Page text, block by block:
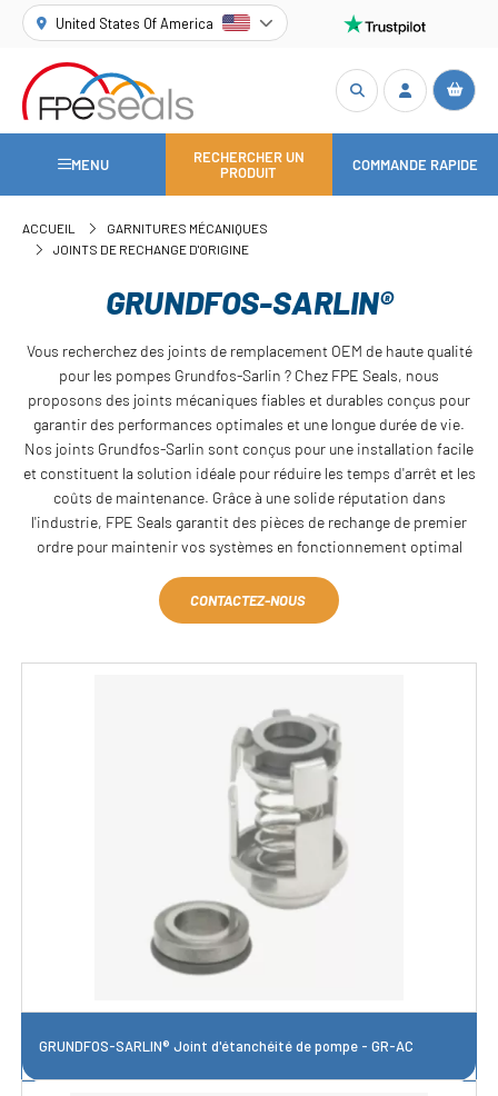
United States Of America
MENU
RECHERCHER UN
PRODUIT
COMMANDE RAPIDE
ACCUEIL
GARNITURES MÉCANIQUES
JOINTS DE RECHANGE D'ORIGINE
GRUNDFOS-SARLIN®
Vous recherchez des joints de remplacement OEM de haute qualité
pour les pompes Grundfos-Sarlin ? Chez FPE Seals, nous
proposons des joints mécaniques fiables et durables conçus pour
garantir des performances optimales et une longue durée de vie.
Nos joints Grundfos-Sarlin sont conçus pour une installation facile
et constituent la solution idéale pour réduire les temps d'arrêt et les
coûts de maintenance. Grâce à une solide réputation dans
l'industrie, FPE Seals garantit des pièces de rechange de premier
ordre pour maintenir vos systèmes en fonctionnement optimal
CONTACTEZ-NOUS
GRUNDFOS-SARLIN® Joint d'étanchéité de pompe - GR-AC